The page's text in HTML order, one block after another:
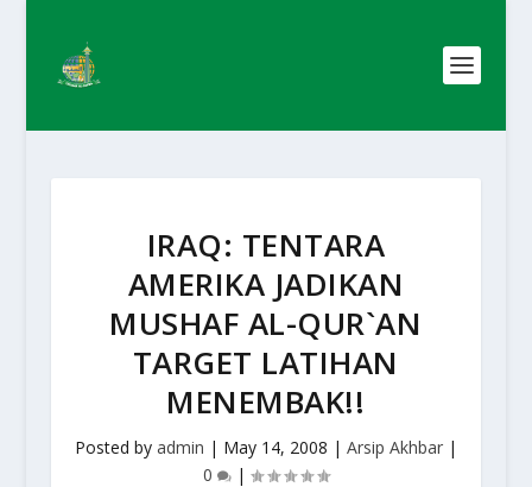
IRAQ: TENTARA
AMERIKA JADIKAN
MUSHAF AL-QUR`AN
TARGET LATIHAN
MENEMBAK!!
Posted by admin | May 14, 2008 | Arsip Akhbar|
0
|